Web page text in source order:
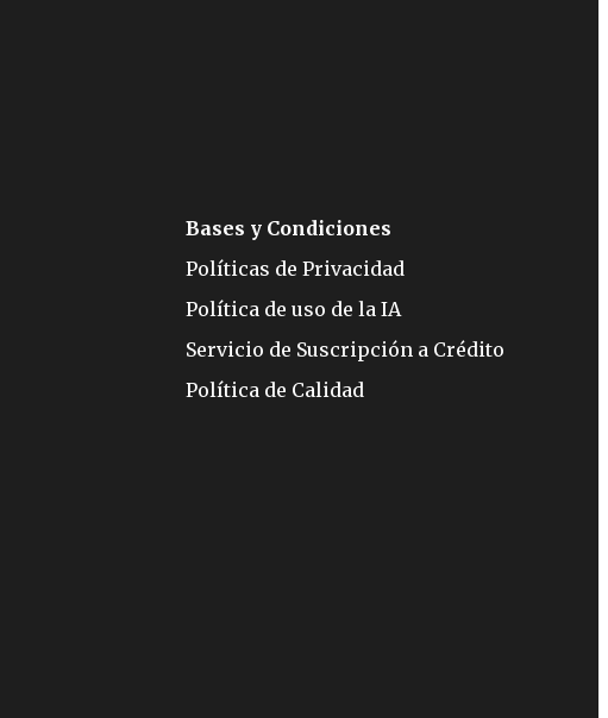
Bases y Condiciones
Políticas de Privacidad
Política de uso de la IA
Servicio de Suscripción a Crédito
Política de Calidad